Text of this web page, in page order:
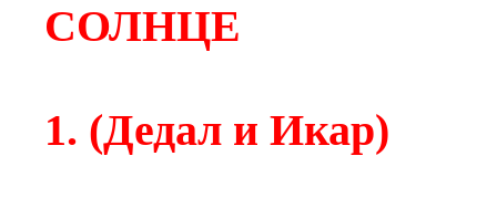
СОЛНЦЕ
1. (Дедал и Икар)